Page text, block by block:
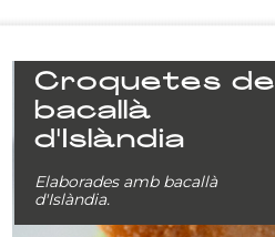
Croquetes de
bacallà
d'Islàndia
Elaborades amb bacallà
d'Islàndia.